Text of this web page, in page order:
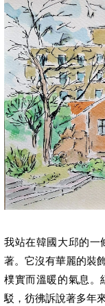
我站在韓國大邱的一
著。它沒有華麗的裝
樸實而溫暖的氣息。
駁，彷彿訴說著多年